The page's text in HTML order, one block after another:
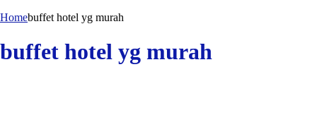
Homebuffet hotel yg murah
buffet hotel yg murah